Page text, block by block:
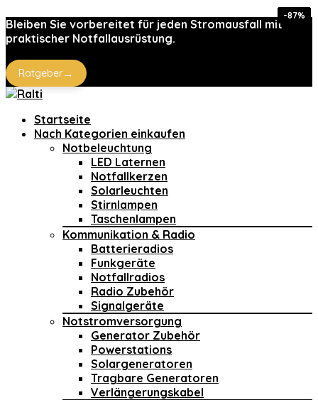
Bleiben Sie vorbereitet für jeden Stromausfall mit
praktischer Notfallausrüstung.
Ratgeber→
Startseite
Nach Kategorien einkaufen
Notbeleuchtung
LED Laternen
Notfallkerzen
Solarleuchten
Stirnlampen
Taschenlampen
Kommunikation & Radio
Batterieradios
Funkgeräte
Notfallradios
Radio Zubehör
Signalgeräte
Notstromversorgung
Generator Zubehör
Powerstations
Solargeneratoren
Tragbare Generatoren
Verlängerungskabel
-54%
-54%
-33%
-18%
-84%
-16%
-87%